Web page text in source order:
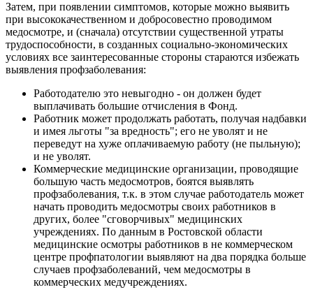
Затем, при появлении симптомов, которые можно выявить
при высококачественном и добросовестно проводимом
медосмотре, и (сначала) отсутствии существенной утраты
трудоспособности, в созданных социально-экономических
условиях все заинтересованные стороны стараются избежать
выявления профзаболевания:
Работодателю это невыгодно - он должен будет
выплачивать большие отчисления в Фонд.
Работник может продолжать работать, получая надбавки
и имея льготы "за вредность"; его не уволят и не
переведут на хуже оплачиваемую работу (не пыльную);
и не уволят.
Коммерческие медицинские организации, проводящие
большую часть медосмотров, боятся выявлять
профзаболевания, т.к. в этом случае работодатель может
начать проводить медосмотры своих работников в
других, более "сговорчивых" медицинских
учреждениях. По данным в Ростовской области
медицинские осмотры работников в не коммерческом
центре профпатологии выявляют на два порядка больше
случаев профзаболеваний, чем медосмотры в
коммерческих медучреждениях.